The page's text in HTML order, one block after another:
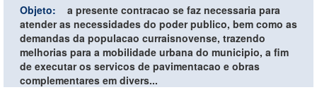
Objeto:
a presente contracao se faz necessaria para
atender as necessidades do poder publico, bem como as
demandas da populacao curraisnovense, trazendo
melhorias para a mobilidade urbana do municipio, a fim
de executar os servicos de pavimentacao e obras
complementares em divers...